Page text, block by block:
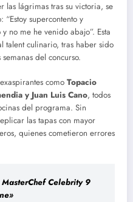
las lágrimas tras su victoria, se
supercontento y
no me he venido abajo”. Esta
culinario, tras haber sido
del concurso.
como Topacio
y Juan Luis Cano, todos
del programa. Sin
las tapas con mayor
quienes cometieron errores
Celebrity 9